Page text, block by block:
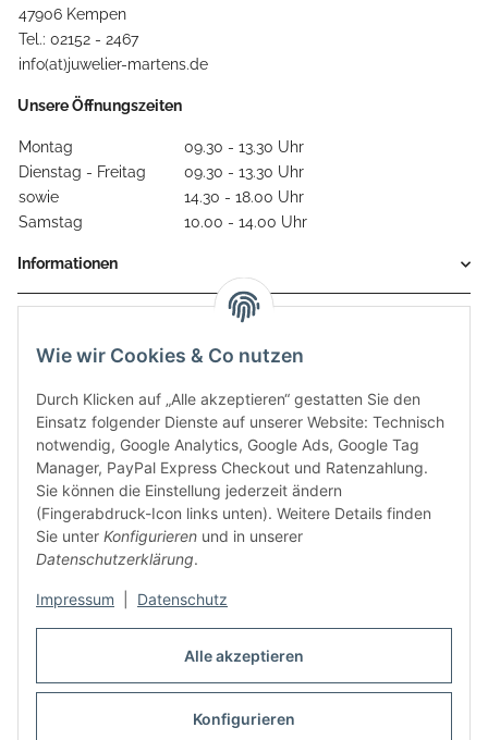
Alle akzeptieren
Konfigurieren
Wie wir Cookies & Co nutzen
Durch Klicken auf „Alle akzeptieren“ gestatten Sie den
Einsatz folgender Dienste auf unserer Website: Technisch
notwendig, Google Analytics, Google Ads, Google Tag
Manager, PayPal Express Checkout und Ratenzahlung.
Sie können die Einstellung jederzeit ändern
(Fingerabdruck-Icon links unten). Weitere Details finden
Sie unter Konfigurieren und in unserer
Datenschutzerklärung.
Impressum Datenschutz
47906 Kempen
Tel.: 02152 - 2467
info(at)juwelier-martens.de
Unsere Öffnungszeiten
Montag
09.30 - 13.30 Uhr
Dienstag - Freitag
09.30 - 13.30 Uhr
sowie
14.30 - 18.00 Uhr
Samstag
10.00 - 14.00 Uhr
Informationen
Diese Seite wurde zuletzt am 08.07.2026 aktualisiert.